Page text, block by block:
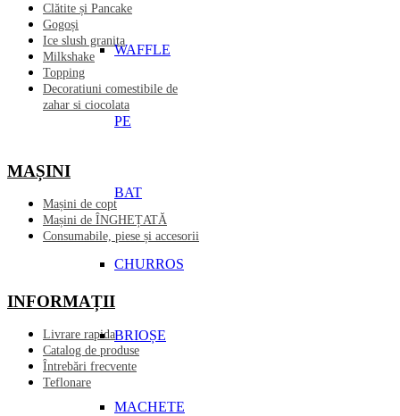
WAFFLE
PE
BAT
CHURROS
BRIOȘE
MACHETE
Clătite și Pancake
Gogoși
Ice slush granita
Milkshake
Topping
Decoratiuni comestibile de
zahar si ciocolata
MAȘINI
Mașini de copt
Mașini de ÎNGHEȚATĂ
Consumabile, piese și accesorii
INFORMAȚII
Livrare rapida
Catalog de produse
Întrebări frecvente
Teflonare